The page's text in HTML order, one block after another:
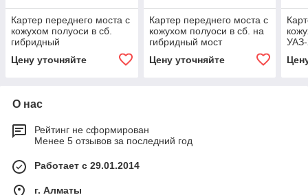
Картер переднего моста с
кожухом полуоси в сб.
гибридный
Цену уточняйте
Картер переднего моста с
кожухом полуоси в сб. на
гибридный мост
Цену уточняйте
О нас
Рейтинг не сформирован
Менее 5 отзывов за последний год
Работает с 29.01.2014
г. Алматы